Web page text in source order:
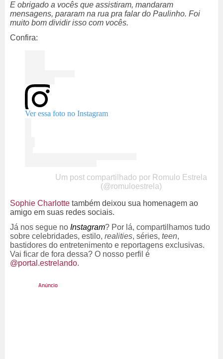
E obrigado a vocês que assistiram, mandaram
mensagens, pararam na rua pra falar do Paulinho. Foi
muito bom dividir isso com vocês.
Confira:
Ver essa foto no Instagram
Um post compartilhado por Romulo Estrela
(@romuloestrela)
Sophie Charlotte também deixou sua homenagem ao
amigo em suas redes sociais.
Já nos segue no Instagram? Por lá, compartilhamos tudo
sobre celebridades, estilo, realities, séries, teen,
bastidores do entretenimento e reportagens exclusivas.
Vai ficar de fora dessa? O nosso perfil é
@portal.estrelando.